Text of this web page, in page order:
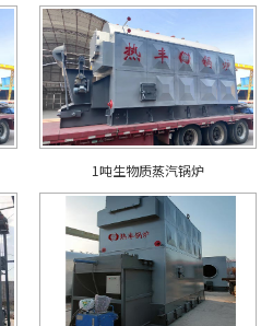
1吨生物质蒸汽锅炉